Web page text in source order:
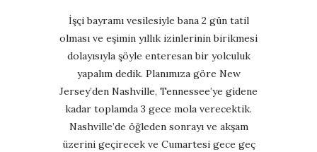
İşçi bayramı vesilesiyle bana 2 gün tatil
olması ve eşimin yıllık izinlerinin birikmesi
dolayısıyla şöyle enteresan bir yolculuk
yapalım dedik. Planımıza göre New
Jersey’den Nashville, Tennessee’ye gidene
kadar toplamda 3 gece mola verecektik.
Nashville’de öğleden sonrayı ve akşam
üzerini geçirecek ve Cumartesi gece geç